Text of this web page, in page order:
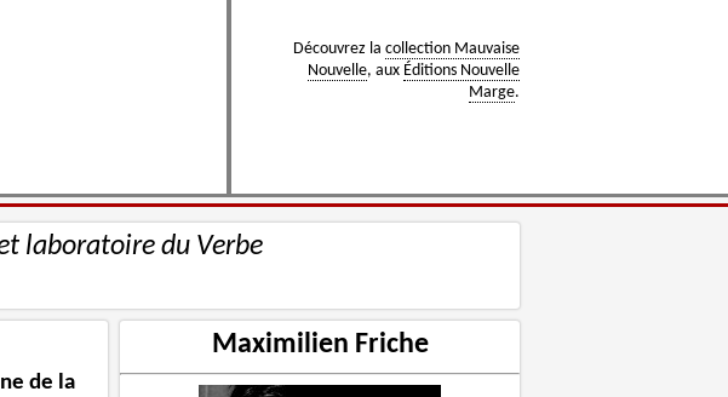
Découvrez la collection Mauvaise
Nouvelle, aux Éditions Nouvelle
Marge.
laboratoire du Verbe
de la
Maximilien Friche